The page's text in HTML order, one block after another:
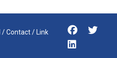
/Contact/ Link